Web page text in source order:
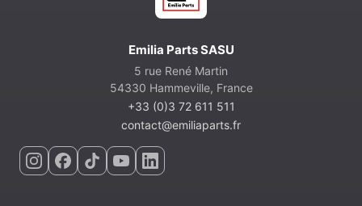
Emilia Parts SASU
5 rue René Martin
54330 Hammeville, France
+33 (0)3 72 611 511
contact@emiliaparts.fr